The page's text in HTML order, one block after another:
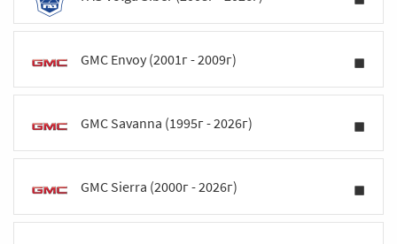
GMC Envoy (2001г - 2009г)
GMC Savanna (1995г - 2026г)
GMC Sierra (2000г - 2026г)